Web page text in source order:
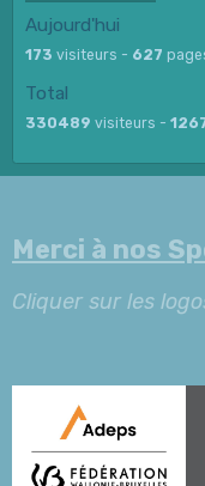
Aujourd'hui
173 visiteurs - 627
Total
330489 visiteurs -
Merci à nos
Cliquer sur les